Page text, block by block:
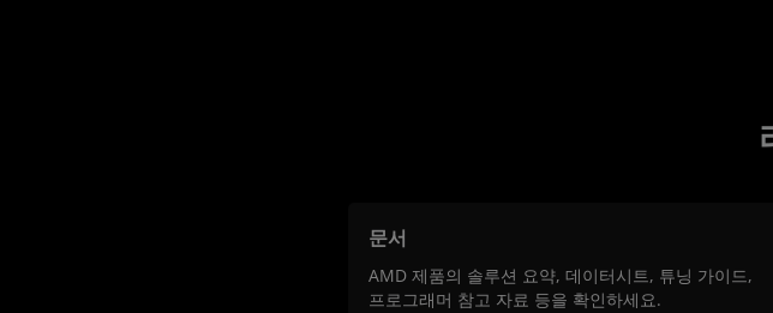
문서
AMD 제품의 솔루션 요약, 데이터시트, 튜닝 가이드,
프로그래머 참고 자료 등을 확인하세요.